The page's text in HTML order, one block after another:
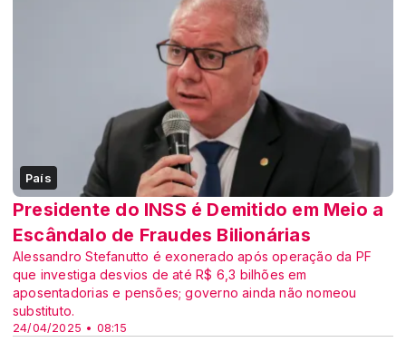
País
24/04/2025 • 08:15
Presidente do INSS é Demitido em Meio a
Escândalo de Fraudes Bilionárias
Alessandro Stefanutto é exonerado após operação da PF
que investiga desvios de até R$ 6,3 bilhões em
aposentadorias e pensões; governo ainda não nomeou
substituto.